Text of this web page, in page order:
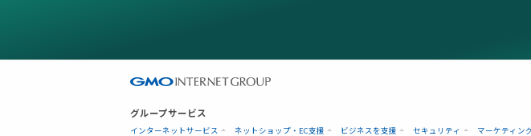
グループサービス
インターネットサービス ネットショップ・EC支援 ビジネスを支援 セキュリティ マーケティン